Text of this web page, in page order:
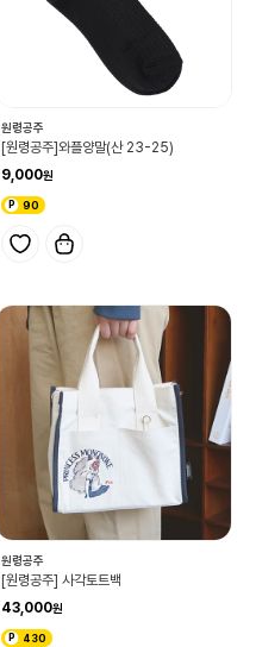
원령공주
[원령공주]와플양말(산 23-25)
9,000
90
원령공주
[원령공주] 사각토트백
43,000
430